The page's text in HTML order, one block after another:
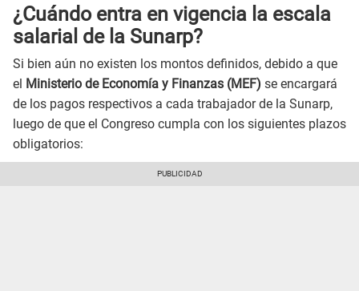
¿Cuándo entra en vigencia la escala
salarial de la Sunarp?
Si bien aún no existen los montos definidos, debido a que
el Ministerio de Economía y Finanzas (MEF) se encargará
de los pagos respectivos a cada trabajador de la Sunarp,
luego de que el Congreso cumpla con los siguientes plazos
obligatorios: